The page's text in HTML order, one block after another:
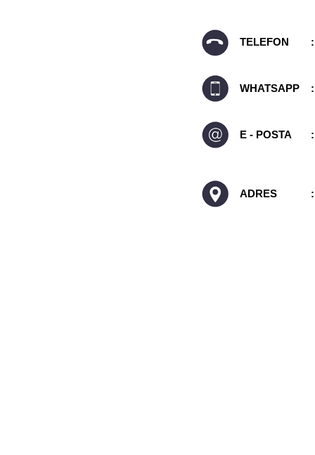
TELEFON :
WHATSAPP :
E - POSTA :
ADRES :